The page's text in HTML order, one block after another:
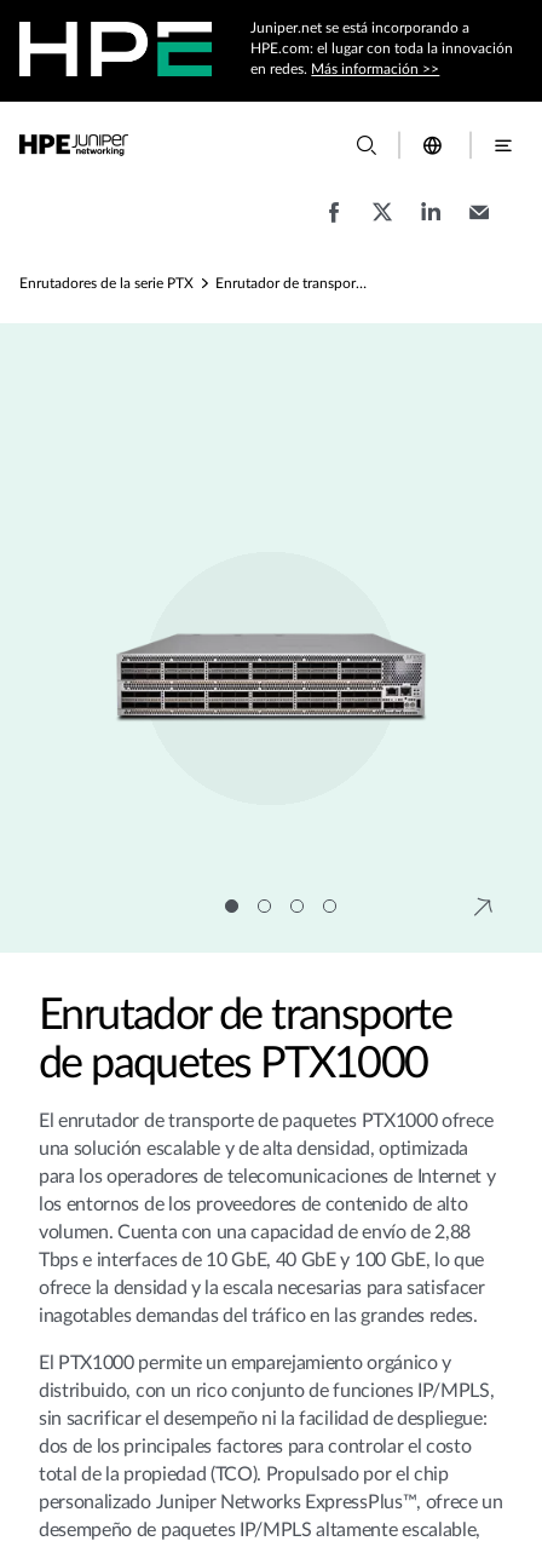
Juniper.net se está incorporando a
HPE.com: el lugar con toda la innovación
en redes. Más información >>
Enrutadores de la serie PTX Enrutador de transporte de paquetes PTX1000
Enrutador de transporte
de paquetes PTX1000
El enrutador de transporte de paquetes PTX1000 ofrece
una solución escalable y de alta densidad, optimizada
para los operadores de telecomunicaciones de Internet y
los entornos de los proveedores de contenido de alto
volumen. Cuenta con una capacidad de envío de 2,88
Tbps e interfaces de 10 GbE, 40 GbE y 100 GbE, lo que
ofrece la densidad y la escala necesarias para satisfacer
inagotables demandas del tráfico en las grandes redes.
El PTX1000 permite un emparejamiento orgánico y
distribuido, con un rico conjunto de funciones IP/MPLS,
sin sacrificar el desempeño ni la facilidad de despliegue:
dos de los principales factores para controlar el costo
total de la propiedad (TCO). Propulsado por el chip
personalizado Juniper Networks ExpressPlus™, ofrece un
desempeño de paquetes IP/MPLS altamente escalable,